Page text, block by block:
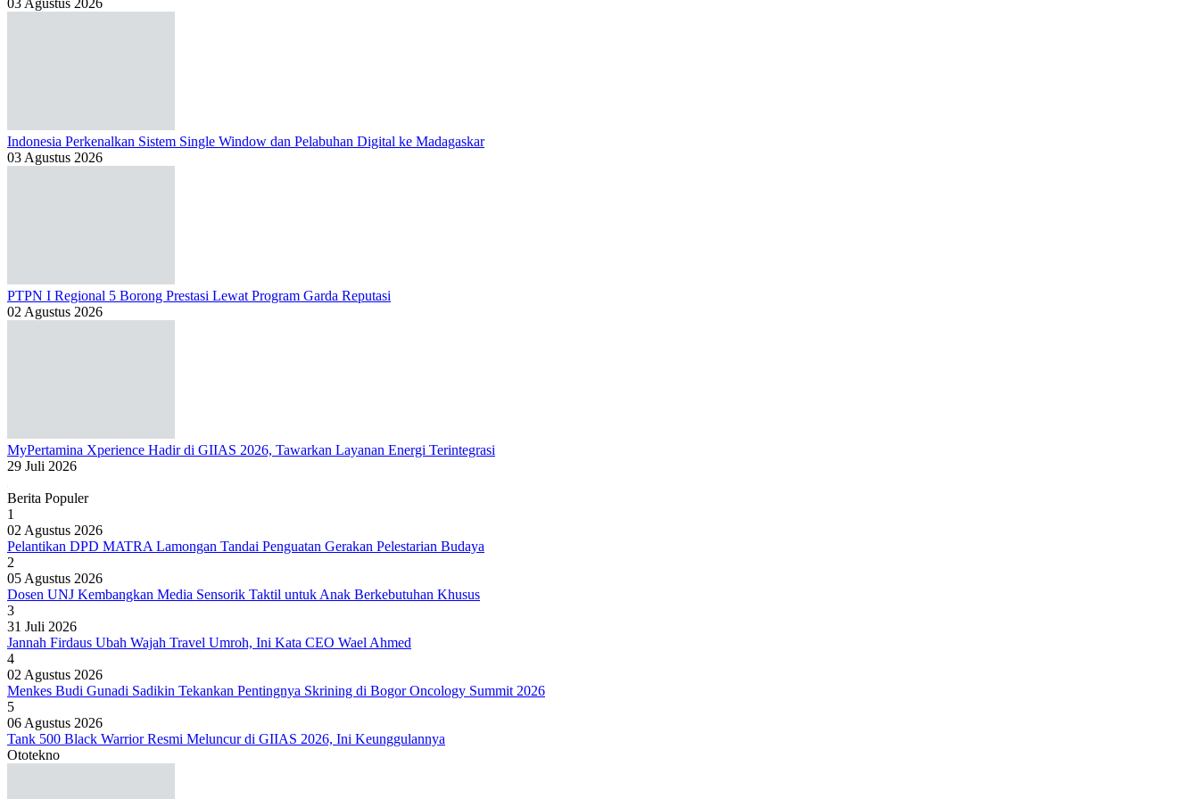
03 Agustus 2026
Indonesia Perkenalkan Sistem Single Window dan Pelabuhan Digital ke Madagaskar
03 Agustus 2026
PTPN I Regional 5 Borong Prestasi Lewat Program Garda Reputasi
02 Agustus 2026
MyPertamina Xperience Hadir di GIIAS 2026, Tawarkan Layanan Energi Terintegrasi
29 Juli 2026
Berita Populer
1
02 Agustus 2026
Pelantikan DPD MATRA Lamongan Tandai Penguatan Gerakan Pelestarian Budaya
2
05 Agustus 2026
Dosen UNJ Kembangkan Media Sensorik Taktil untuk Anak Berkebutuhan Khusus
3
31 Juli 2026
Jannah Firdaus Ubah Wajah Travel Umroh, Ini Kata CEO Wael Ahmed
4
02 Agustus 2026
Menkes Budi Gunadi Sadikin Tekankan Pentingnya Skrining di Bogor Oncology Summit 2026
5
06 Agustus 2026
Tank 500 Black Warrior Resmi Meluncur di GIIAS 2026, Ini Keunggulannya
Ototekno